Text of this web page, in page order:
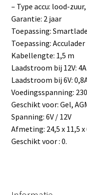
– Type accu: lood-
Garantie: 2 jaar
Toepassing:
Toepassing: Acculader
Kabellengte: 1,5 m
Laadstroom bij 12V: 4A
Laadstroom bij 6V:
Voedingsspanning:
Geschikt voor: Gel,
Spanning: 6V / 12V
Afmeting: 24,5 x 11,5 x
Geschikt voor : 0.